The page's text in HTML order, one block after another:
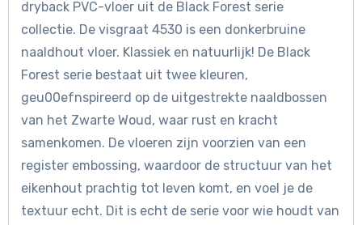
dryback PVC-vloer uit de Black Forest serie
collectie. De visgraat 4530 is een donkerbruine
naaldhout vloer. Klassiek en natuurlijk! De Black
Forest serie bestaat uit twee kleuren,
geu00efnspireerd op de uitgestrekte naaldbossen
van het Zwarte Woud, waar rust en kracht
samenkomen. De vloeren zijn voorzien van een
register embossing, waardoor de structuur van het
eikenhout prachtig tot leven komt, en voel je de
textuur echt. Dit is echt de serie voor wie houdt van